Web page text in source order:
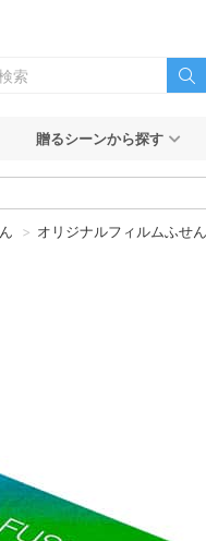
贈るシーンから探す
オリジナルフィルムふせ